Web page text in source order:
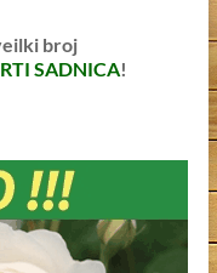
broj
SADNICA!